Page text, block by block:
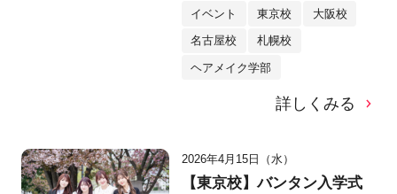
イベント 東京校 大阪校
名古屋校 札幌校
ヘアメイク学部
詳しくみる
2026年4月15日（水）
【東京校】バンタン入学式